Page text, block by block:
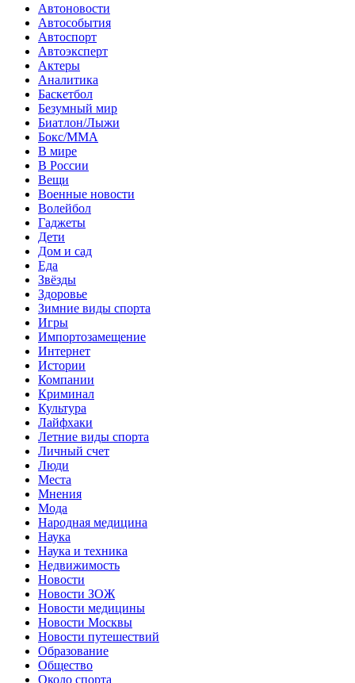
Автоновости
Автособытия
Автоспорт
Автоэксперт
Актеры
Аналитика
Баскетбол
Безумный мир
Биатлон/Лыжи
Бокс/MMA
В мире
В России
Вещи
Военные новости
Волейбол
Гаджеты
Дети
Дом и сад
Еда
Звёзды
Здоровье
Зимние виды спорта
Игры
Импортозамещение
Интернет
Истории
Компании
Криминал
Культура
Лайфхаки
Летние виды спорта
Личный счет
Люди
Места
Мнения
Мода
Народная медицина
Наука
Наука и техника
Недвижимость
Новости
Новости ЗОЖ
Новости медицины
Новости Москвы
Новости путешествий
Образование
Общество
Около спорта